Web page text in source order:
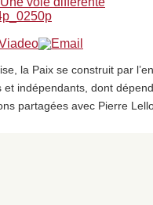
la Paix se construit par
et indépendants, dont
partagées avec Pierre